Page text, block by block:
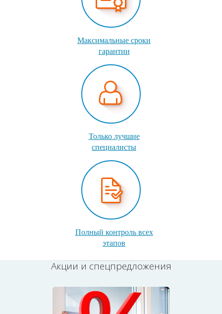
Максимальные сроки
гарантии
Только лучшие
специалисты
Полный контроль всех
этапов
Акции и спецпредложения